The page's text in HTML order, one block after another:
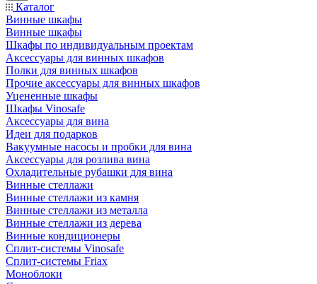
Каталог
Винные шкафы
Винные шкафы
Шкафы по индивидуальным проектам
Аксессуары для винных шкафов
Полки для винных шкафов
Прочие аксессуары для винных шкафов
Уцененные шкафы
Шкафы Vinosafe
Аксессуары для вина
Идеи для подарков
Вакуумные насосы и пробки для вина
Аксессуары для розлива вина
Охладительные рубашки для вина
Винные стеллажи
Винные стеллажи из камня
Винные стеллажи из металла
Винные стеллажи из дерева
Винные кондиционеры
Сплит-системы Vinosafe
Сплит-системы Friax
Моноблоки